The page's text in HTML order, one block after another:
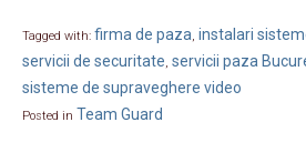
Tagged with: firma de paza, instalari
servicii de securitate, servicii paza
sisteme de supraveghere video
Posted in Team Guard